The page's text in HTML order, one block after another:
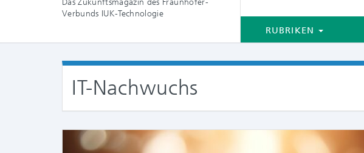
Verbunds IUK-Technologie
RUBRIKEN
IT-Nachwuchs